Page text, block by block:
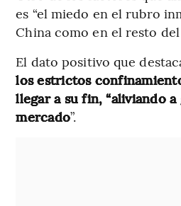
es “el miedo en el rubro
China como en el resto del
El dato positivo que
los estrictos
llegar a su fin, “aliviando
mercado”.